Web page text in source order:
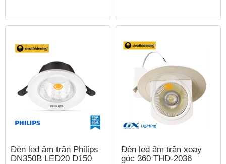
Đèn led âm trần Philips
DN350B LED20 D150
Đèn led âm trần xoay
góc 360 THD-2036